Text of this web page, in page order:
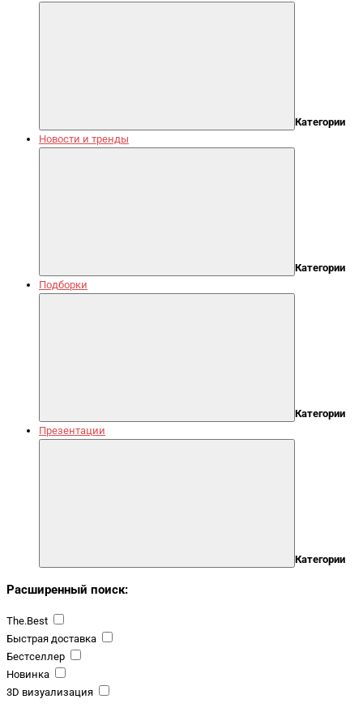
Категории
Новости и тренды
Категории
Подборки
Категории
Презентации
Категории
Расширенный поиск:
The.Best
Быстрая доставка
Бестселлер
Новинка
3D визуализация